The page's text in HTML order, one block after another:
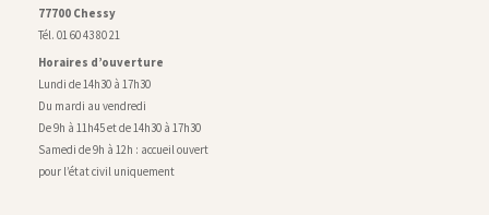
77700 Chessy
Tél. 01 60 43 80 21
Horaires d’ouverture
Lundi de 14h30 à 17h30
Du mardi au vendredi
De 9h à 11h45 et de 14h30 à 17h30
Samedi de 9h à 12h : accueil ouvert
pour l’état civil uniquement